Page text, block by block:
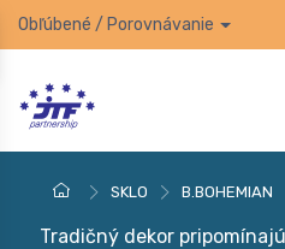
Obľúbené / Porovnávanie
SKLO B.BOHEMIAN
Tradičný dekor